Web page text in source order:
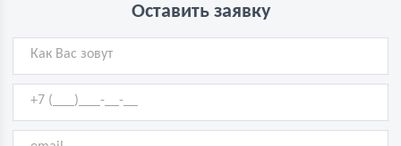
Оставить заявку